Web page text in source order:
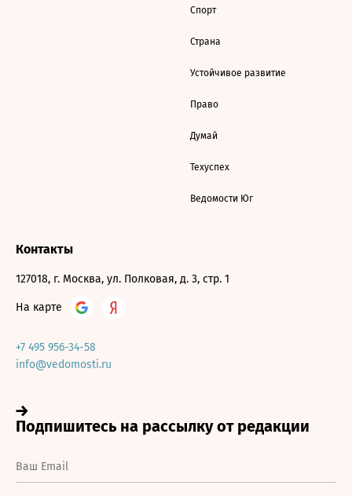
Спорт
Страна
Устойчивое развитие
Право
Думай
Техуспех
Ведомости Юг
Контакты
127018, г. Москва, ул. Полковая, д. 3, стр. 1
На карте
+7 495 956-34-58
info@vedomosti.ru